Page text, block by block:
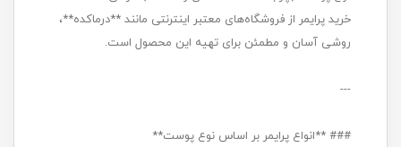
خرید پرایمر از فروشگاه‌های معتبر اینترنتی مانند **درماکده**،
روشی آسان و مطمئن برای تهیه این محصول است.
---
### **انواع پرایمر بر اساس نوع پوست**